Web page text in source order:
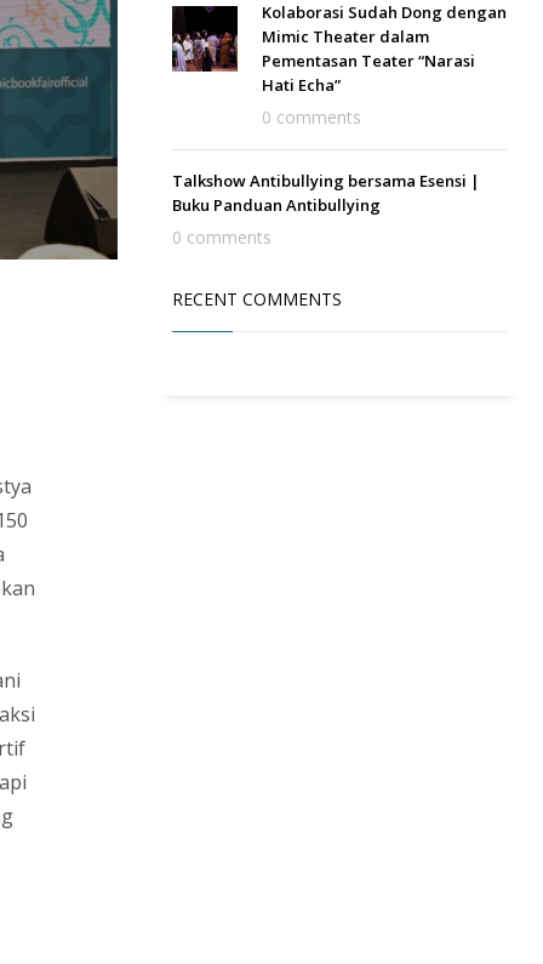
Kolaborasi Sudah Dong dengan
Mimic Theater dalam
Pementasan Teater “Narasi
Hati Echa”
0 comments
Talkshow Antibullying bersama Esensi |
Buku Panduan Antibullying
0 comments
RECENT COMMENTS